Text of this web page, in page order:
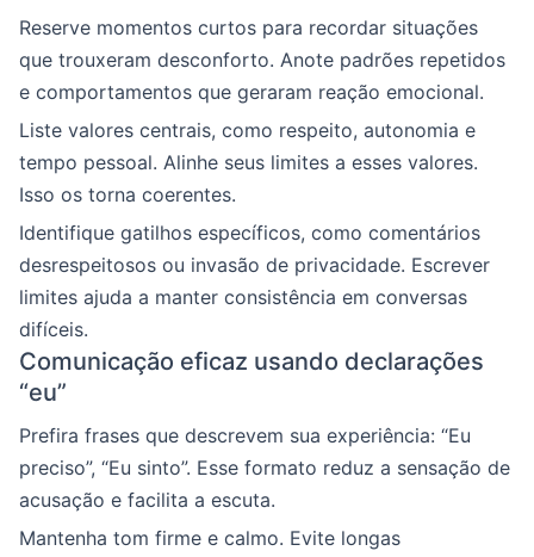
Reserve momentos curtos para recordar situações
que trouxeram desconforto. Anote padrões repetidos
e comportamentos que geraram reação emocional.
Liste valores centrais, como respeito, autonomia e
tempo pessoal. Alinhe seus limites a esses valores.
Isso os torna coerentes.
Identifique gatilhos específicos, como comentários
desrespeitosos ou invasão de privacidade. Escrever
limites ajuda a manter consistência em conversas
difíceis.
Comunicação eficaz usando declarações
“eu”
Prefira frases que descrevem sua experiência: “Eu
preciso”, “Eu sinto”. Esse formato reduz a sensação de
acusação e facilita a escuta.
Mantenha tom firme e calmo. Evite longas